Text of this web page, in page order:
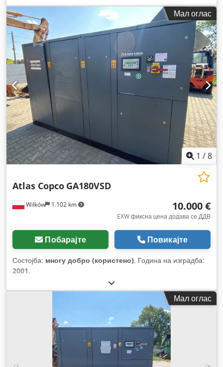
Мал оглас
1 /8
Wilków 1.102 km
Atlas Copco GA180VSD
10.000 €
EXW фиксна цена додава се ДДВ
Побарајте Повикајте
Состојба: многу добро (користено), Година на изградба:
2001,
Мал оглас